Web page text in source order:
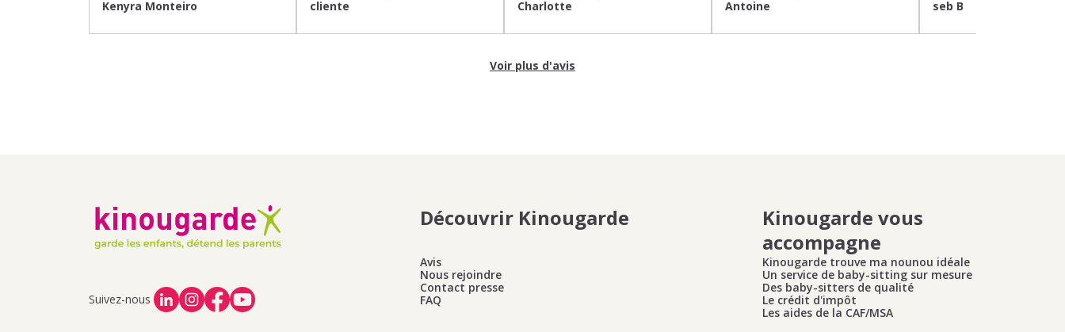
Kenyra Monteiro cliente Charlotte Antoine seb B
Voir plus d'avis
Suivez-nous
Découvrir Kinougarde
Avis
Nous rejoindre
Contact presse
FAQ
Kinougarde vous
accompagne
Kinougarde trouve ma nounou idéale
Un service de baby-sitting sur mesure
Des baby-sitters de qualité
Le crédit d'impôt
Les aides de la CAF/MSA